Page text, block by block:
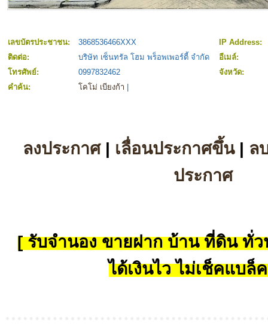
เลขบัตรประชาชน: 3868536466XXX
IP Address:
ติดต่อ:
บริษัท เซ็นทรัล โฮม พร็อพเพอร์ตี้ จำกัด
อีเมล์:
โทรศัพย์:
0997832462
จังหวัด:
คำค้น:
โคโม่ เบียงก้า
ลงประกาศ| เลื่อนประกาศขึ้น| ล
ประกาศ
[ รับจำนอง ขายฝาก บ้าน ที่ดิน ทั่ว
ได้เงินไว ไม่เช็คแบล็